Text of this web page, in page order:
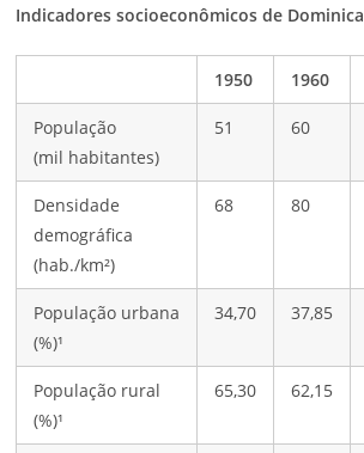
Indicadores socioeconômicos de Dominica
1950 1960
População
(mil habitantes)
51 60
Densidade
demográfica
(hab./km²)
68 80
População urbana
(%)¹
34,70 37,85
População rural
(%)¹
65,30 62,15